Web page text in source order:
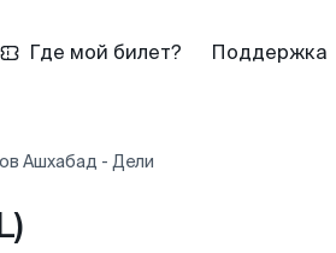
Где мой билет? Поддержка
Ашхабад - Дели